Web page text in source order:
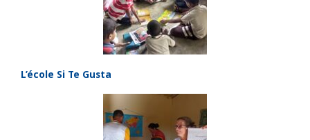
L’école Si Te Gusta